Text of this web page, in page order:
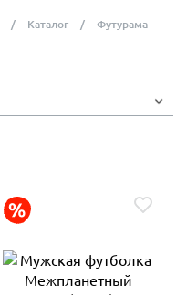
Каталог Футурама